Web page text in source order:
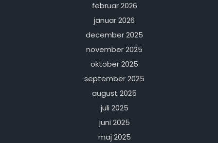
februar 2026
januar 2026
december 2025
november 2025
oktober 2025
september 2025
august 2025
juli 2025
juni 2025
maj 2025